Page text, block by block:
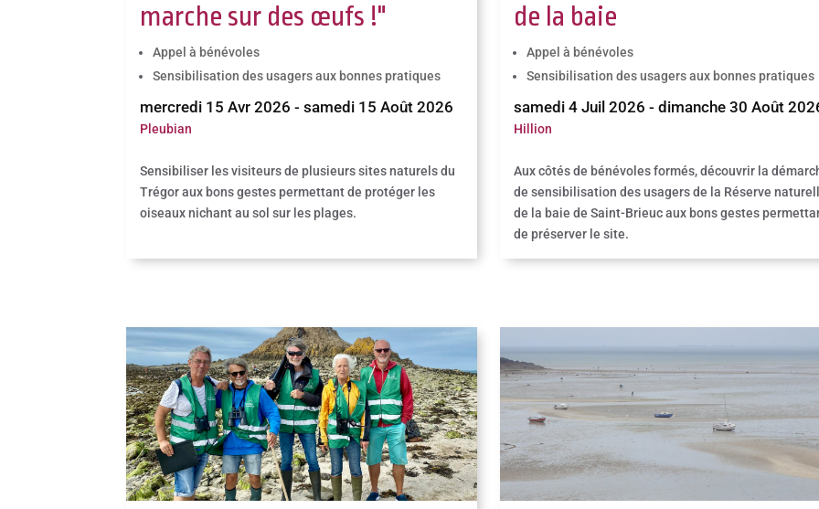
marche sur des œufs !"
Appel à bénévoles
Sensibilisation des usagers aux bonnes pratiques
mercredi 15 Avr 2026 - samedi 15 Août 2026
Pleubian
Sensibiliser les visiteurs de plusieurs sites naturels du
Trégor aux bons gestes permettant de protéger les
oiseaux nichant au sol sur les plages.
de la baie
Appel à bénévoles
Sensibilisation des usagers aux bonnes pratiques
samedi 4 Juil 2026 - dimanche 30 Août
Hillion
Aux côtés de bénévoles formés, découvrir la
de sensibilisation des usagers de la Réserve
de la baie de Saint-Brieuc aux bons gestes
de préserver le site.